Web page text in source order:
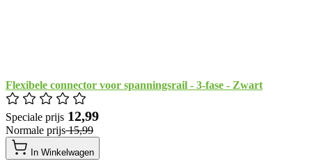
Flexibele connector voor spanningsrail - 3-fase - Zwart
Speciale prijs ​ 12,99
Normale prijs​ 15,99
In Winkelwagen